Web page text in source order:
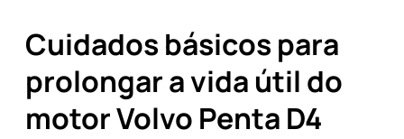
Cuidados básicos para
prolongar a vida útil do
motor Volvo Penta D4